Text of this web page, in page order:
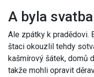
A byla svatba
Ale zpátky k pradědovi.
štaci okouzlil tehdy
kašmírový šátek, domů
takže mohli opravit